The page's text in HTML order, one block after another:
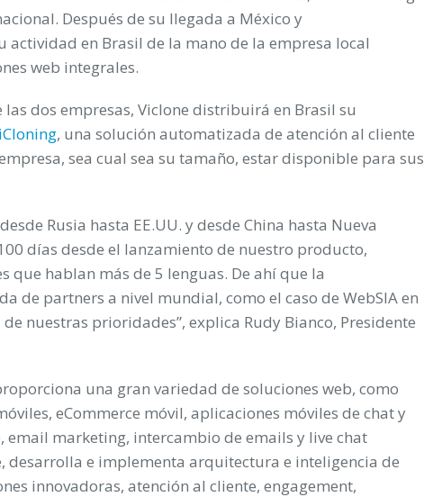
Después de su llegada a México y
actividad en Brasil de la mano de la empresa local
web integrales.
dos empresas, Viclone distribuirá en Brasil su
, una solución automatizada de atención al cliente
sea cual sea su tamaño, estar disponible para sus
Rusia hasta EE.UU. y desde China hasta Nueva
días desde el lanzamiento de nuestro producto,
que hablan más de 5 lenguas. De ahí que la
de partners a nivel mundial, como el caso de WebSIA en
nuestras prioridades”, explica Rudy Bianco, Presidente
una gran variedad de soluciones web, como
eCommerce móvil, aplicaciones móviles de chat y
email marketing, intercambio de emails y live chat
desarrolla e implementa arquitectura e inteligencia de
innovadoras, atención al cliente, engagement,